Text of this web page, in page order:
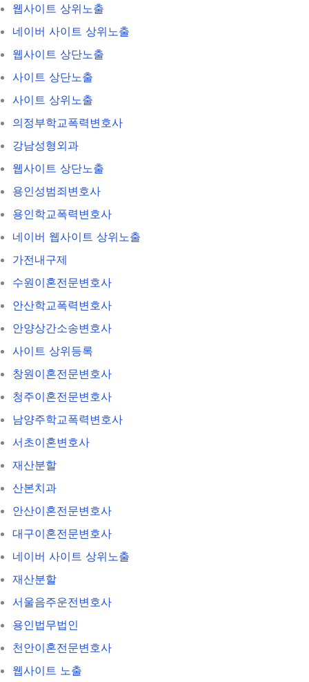
웹사이트 상위노출
네이버 사이트 상위노출
웹사이트 상단노출
사이트 상단노출
사이트 상위노출
의정부학교폭력변호사
강남성형외과
웹사이트 상단노출
용인성범죄변호사
용인학교폭력변호사
네이버 웹사이트 상위노출
가전내구제
수원이혼전문변호사
안산학교폭력변호사
안양상간소송변호사
사이트 상위등록
창원이혼전문변호사
청주이혼전문변호사
남양주학교폭력변호사
서초이혼변호사
재산분할
산본치과
안산이혼전문변호사
대구이혼전문변호사
네이버 사이트 상위노출
재산분할
서울음주운전변호사
용인법무법인
천안이혼전문변호사
웹사이트 노출